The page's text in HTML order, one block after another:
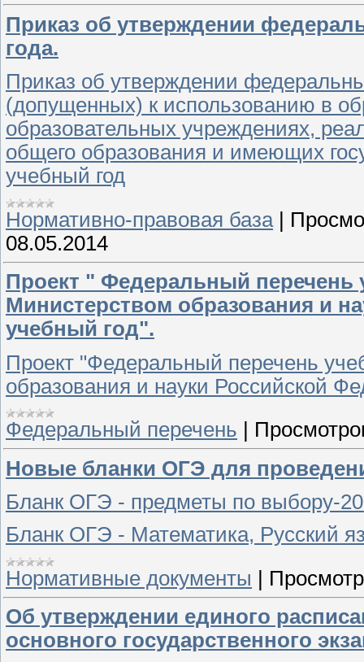
Приказ об утверждении
года.
Приказ об утверждении
(допущенных) к использованию в
образовательных учреждениях,
общего образования и имеющих
учебный год
Нормативно-правовая база|
08.05.2014
Проект " Федеральный перечень
Министерством образования и
учебный год".
Проект "Федеральный перечень
образования и науки Российской
Федеральный перечень
Новые бланки ОГЭ для
Бланк ОГЭ - предметы по выбору-
Бланк ОГЭ - Математика, Русский
Нормативные документы |
Об утверждении единого
основного государственного